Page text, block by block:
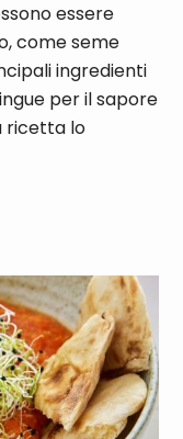
essere
come seme
ingredienti
per il sapore
ricetta lo